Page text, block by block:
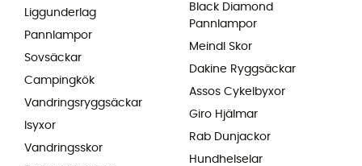
Liggunderlag
Pannlampor
Sovsäckar
Campingkök
Vandringsryggsäckar
Isyxor
Vandringsskor
Black Diamond
Pannlampor
Meindl Skor
Dakine Ryggsäckar
Assos Cykelbyxor
Giro Hjälmar
Rab Dunjackor
Hundhelselar